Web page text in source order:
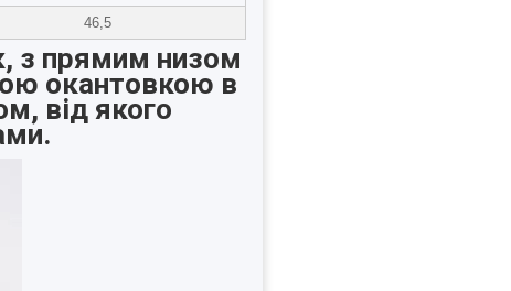
46,5
з прямим низом
окантовкою в
від якого